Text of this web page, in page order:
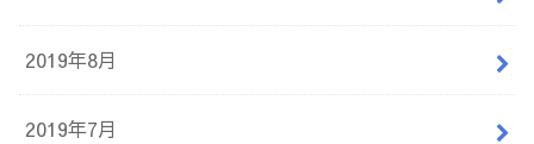
2019年8月
2019年7月